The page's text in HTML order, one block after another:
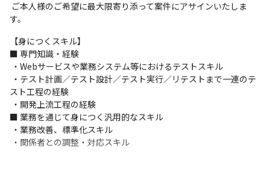
す。
【身につくスキル】
■ 専門知識・経験
スト工程の経験
■ 業務を通じて身につく汎用的なスキル
・関係者との調整・対応スキル